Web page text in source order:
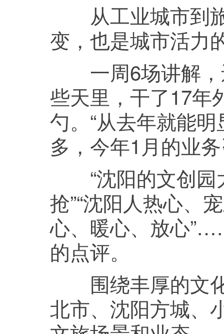
从工业城市到旅
变，也是城市活力
一周6场讲解，
些天里，干了17年
勺。“从去年就能
多，今年1月的业
“沈阳的文创园
抢”“沈阳人热心、
心、暖心、放心
的点评。
围绕丰厚的文化
北市、沈阳方城、